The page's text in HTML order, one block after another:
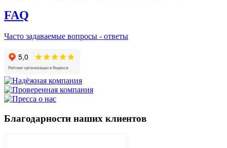
FAQ
Часто задаваемые вопросы - ответы
Благодарности наших клиентов